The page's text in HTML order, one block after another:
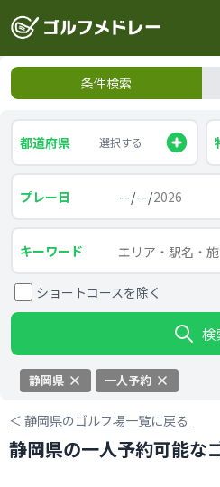
条件検索
都道府県 選択する
プレー日
キーワード
ショートコースを除く
検
静岡県 一人予約
＜ 静岡県のゴルフ場一覧に戻る
静岡県の一人予約可能な